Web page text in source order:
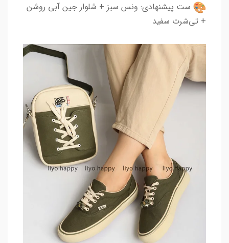
ست پیشنهادی: ونس سبز + شلوار جین آبی روشن
+ تی‌شرت سفید